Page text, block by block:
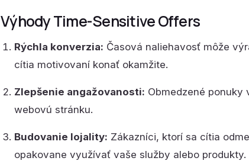
Výhody Time-Sensitive Offers
Rýchla konverzia: Časová naliehavosť môže
cítia motivovaní konať okamžite.
Zlepšenie angažovanosti: Obmedzené
webovú stránku.
Budovanie lojality: Zákazníci, ktorí sa cítia
opakovane využívať vaše služby alebo produkty.